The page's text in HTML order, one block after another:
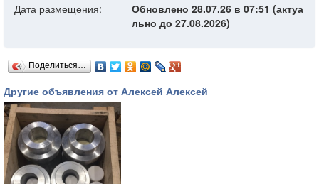
Дата размещения:
Обновлено 28.07.26 в 07:51 (актуа
льно до 27.08.2026)
Поделиться…
Другие объявления от Алексей Алексей